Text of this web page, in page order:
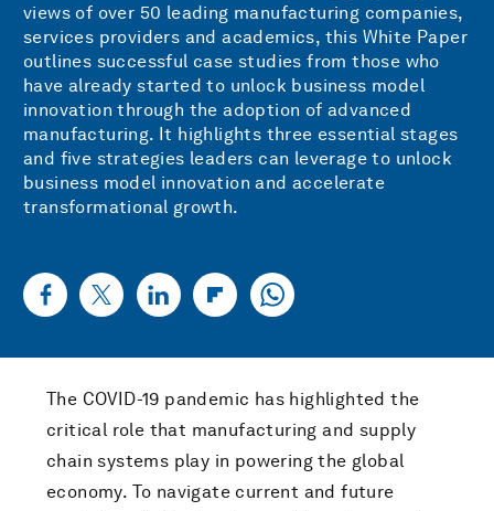
views of over 50 leading manufacturing companies,
services providers and academics, this White Paper
outlines successful case studies from those who
have already started to unlock business model
innovation through the adoption of advanced
manufacturing. It highlights three essential stages
and five strategies leaders can leverage to unlock
business model innovation and accelerate
transformational growth.
The COVID-19 pandemic has highlighted the
critical role that manufacturing and supply
chain systems play in powering the global
economy. To navigate current and future